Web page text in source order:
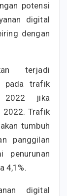
potensi
digital
dengan
terjadi
pada trafik
2022 jika
2022. Trafik
tumbuh
panggilan
penurunan
4,1%.
digital